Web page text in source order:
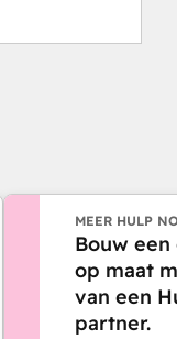
MEER HULP
Bouw
op maat
van een
partner.